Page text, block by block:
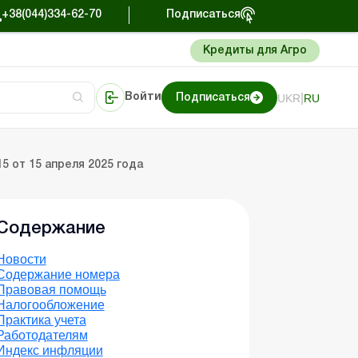
+38(044)334-62-70 Подписаться
Кредиты для Агро
Войти Подписаться UKR RU
от 15 апреля 2025 года
номера
помощь
учета
инфляции